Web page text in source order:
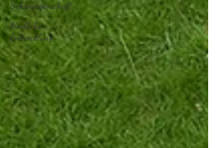
Schwangerschaft
kindliche
Entwicklung